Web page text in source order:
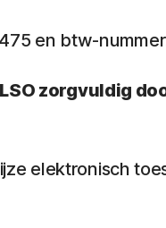
en btw-
zorgvuldig
elektronisch